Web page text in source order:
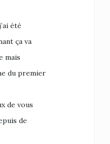
été
ça va
mais
du premier
de vous
de